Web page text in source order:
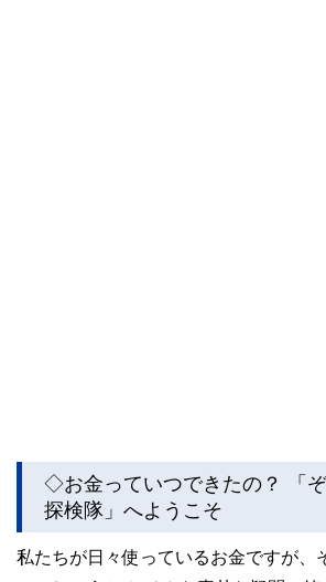
◇お金っていつできたの？ 「ぞ
探検隊」へようこそ
私たちが日々使っているお金ですが、